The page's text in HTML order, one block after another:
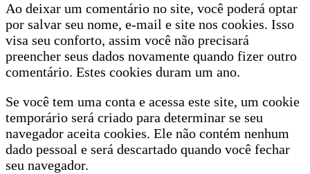
Ao deixar um comentário no site, você poderá optar
por salvar seu nome, e-mail e site nos cookies. Isso
visa seu conforto, assim você não precisará
preencher seus dados novamente quando fizer outro
comentário. Estes cookies duram um ano.
Se você tem uma conta e acessa este site, um cookie
temporário será criado para determinar se seu
navegador aceita cookies. Ele não contém nenhum
dado pessoal e será descartado quando você fechar
seu navegador.